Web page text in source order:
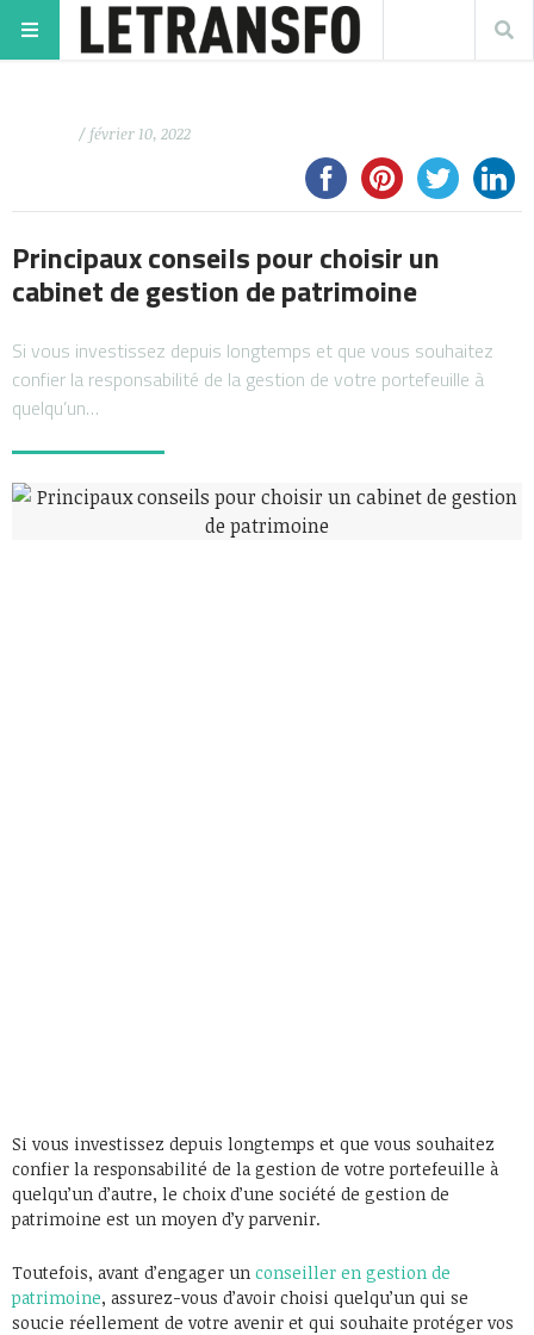
/ février 10, 2022
Principaux conseils pour choisir un
cabinet de gestion de patrimoine
Si vous investissez depuis longtemps et que vous souhaitez
confier la responsabilité de la gestion de votre portefeuille à
quelqu’un…
Si vous investissez depuis longtemps et que vous souhaitez
confier la responsabilité de la gestion de votre portefeuille à
quelqu’un d’autre, le choix d’une société de gestion de
patrimoine est un moyen d’y parvenir.
Toutefois, avant d’engager un conseiller en gestion de
patrimoine, assurez-vous d’avoir choisi quelqu’un qui se
soucie réellement de votre avenir et qui souhaite protéger vos